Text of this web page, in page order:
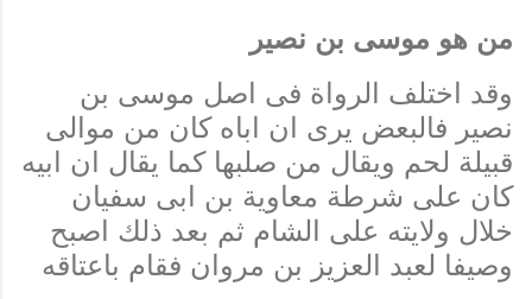
من هو موسى بن نصير
وقد اختلف الرواة فى اصل موسى بن
نصير فالبعض يرى ان اباه كان من موالى
قبيلة لحم ويقال من صلبها كما يقال ان ابيه
كان على شرطة معاوية بن ابى سفيان
خلال ولايته على الشام ثم بعد ذلك اصبح
وصيفا لعبد العزيز بن مروان فقام باعتاقه